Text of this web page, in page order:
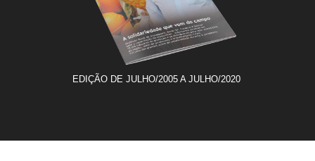
EDIÇÃO DE JULHO/2005 A JULHO/2020